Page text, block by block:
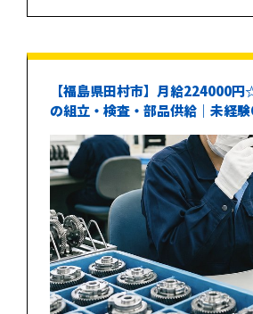
【福島県田村市】月給224000
の組立・検査・部品供給｜未経